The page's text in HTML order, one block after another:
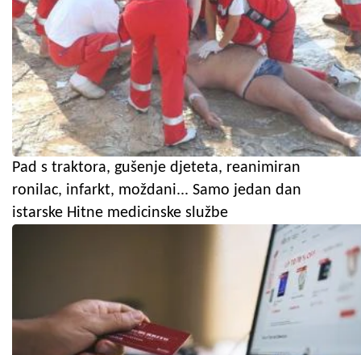
Pad s traktora, gušenje djeteta, reanimiran
ronilac, infarkt, moždani... Samo jedan dan
istarske Hitne medicinske službe